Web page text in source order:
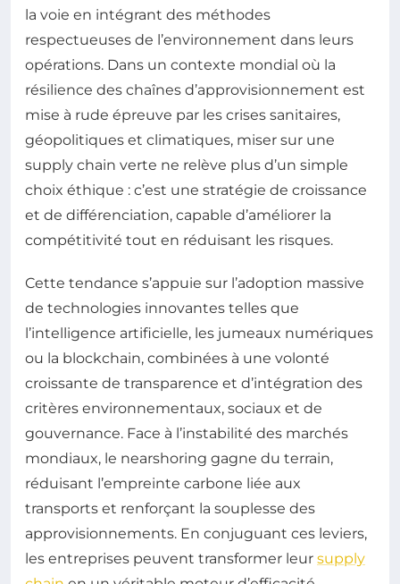
la voie en intégrant des méthodes
respectueuses de l’environnement dans leurs
opérations. Dans un contexte mondial où la
résilience des chaînes d’approvisionnement est
mise à rude épreuve par les crises sanitaires,
géopolitiques et climatiques, miser sur une
supply chain verte ne relève plus d’un simple
choix éthique : c’est une stratégie de croissance
et de différenciation, capable d’améliorer la
compétitivité tout en réduisant les risques.
Cette tendance s’appuie sur l’adoption massive
de technologies innovantes telles que
l’intelligence artificielle, les jumeaux numériques
ou la blockchain, combinées à une volonté
croissante de transparence et d’intégration des
critères environnementaux, sociaux et de
gouvernance. Face à l’instabilité des marchés
mondiaux, le nearshoring gagne du terrain,
réduisant l’empreinte carbone liée aux
transports et renforçant la souplesse des
approvisionnements. En conjuguant ces leviers,
les entreprises peuvent transformer leur supply